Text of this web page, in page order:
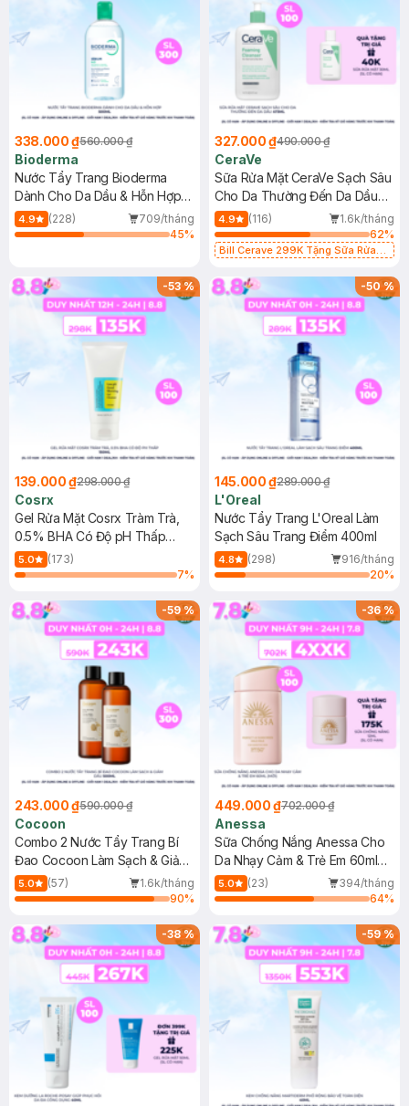
338.000 ₫560.000 ₫
Bioderma
Nước Tẩy Trang Bioderma
Dành Cho Da Dầu & Hỗn Hợp
500ml
4.9 (228)
709/tháng
45%
327.000 ₫490.000 ₫
CeraVe
Sữa Rửa Mặt CeraVe Sạch Sâu
Cho Da Thường Đến Da Dầu
473ml
4.9 (116)
1.6k/tháng
62%
Bill Cerave 299K Tặng Sữa Rửa
-53%
139.000 ₫298.000 ₫
Cosrx
Gel Rửa Mặt Cosrx Tràm Trà,
0.5% BHA Có Độ pH Thấp
150ml
5.0
(173)
7%
-50%
145.000 ₫289.000 ₫
L'Oreal
Nước Tẩy Trang L'Oreal Làm
Sạch Sâu Trang Điểm 400ml
4.8 (298)
916/tháng
20%
-59%
243.000 ₫590.000 ₫
Cocoon
Combo 2 Nước Tẩy Trang Bí
Đao Cocoon Làm Sạch & Giảm
Dầu 500ml
5.0 (57)
1.6k/tháng
90%
-36%
449.000 ₫702.000 ₫
Anessa
Sữa Chống Nắng Anessa Cho
Da Nhạy Cảm & Trẻ Em 60ml
(Mới)
5.0 (23)
394/tháng
64%
-38% -59%